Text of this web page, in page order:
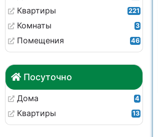
Квартиры 221
Комнаты 3
Помещения 46
Посуточно
Дома 4
Квартиры 13